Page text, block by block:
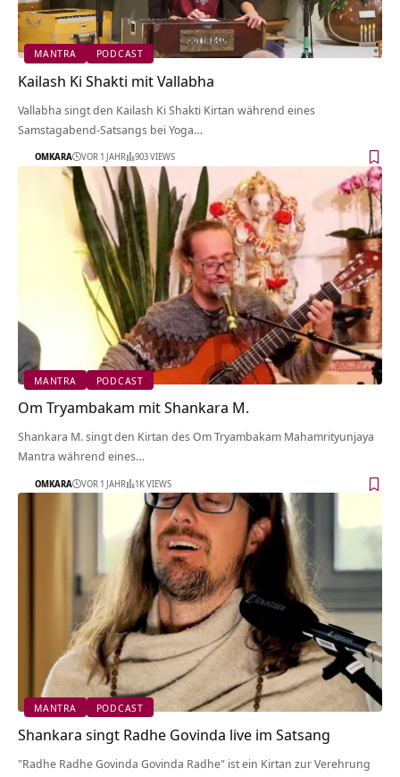
MANTRA PODCAST
Kailash Ki Shakti mit Vallabha
Vallabha singt den Kailash Ki Shakti Kirtan während eines
Samstagabend-Satsangs bei Yoga…
OMKARA VOR 1 JAHR 903 VIEWS
MANTRA PODCAST
Om Tryambakam mit Shankara M.
Shankara M. singt den Kirtan des Om Tryambakam Mahamrityunjaya
Mantra während eines…
OMKARA VOR 1 JAHR 1K VIEWS
MANTRA PODCAST
Shankara singt Radhe Govinda live im Satsang
"Radhe Radhe Govinda Govinda Radhe" ist ein Kirtan zur Verehrung